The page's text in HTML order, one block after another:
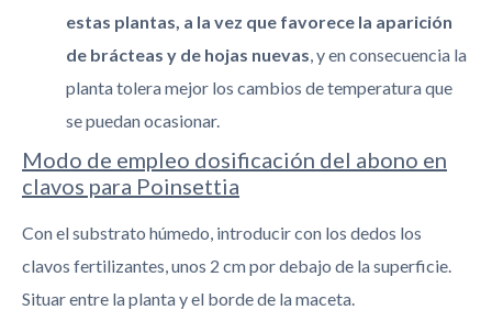
estas plantas, a la vez que favorece la aparición
de brácteas y de hojas nuevas , y en consecuencia la
planta tolera mejor los cambios de temperatura que
se puedan ocasionar.
Modo de empleo dosificación del abono en
clavos para Poinsettia
Con el substrato húmedo, introducir con los dedos los
clavos fertilizantes, unos 2 cm por debajo de la superficie.
Situar entre la planta y el borde de la maceta.